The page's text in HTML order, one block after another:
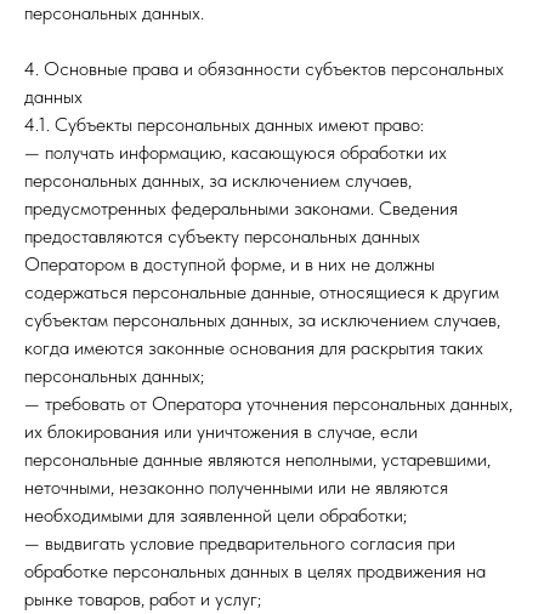
персональных данных.
4. Основные права и обязанности субъектов персональных
данных
4.1. Субъекты персональных данных имеют право:
— получать информацию, касающуюся обработки их
персональных данных, за исключением случаев,
предусмотренных федеральными законами. Сведения
предоставляются субъекту персональных данных
Оператором в доступной форме, и в них не должны
содержаться персональные данные, относящиеся к другим
субъектам персональных данных, за исключением случаев,
когда имеются законные основания для раскрытия таких
персональных данных;
— требовать от Оператора уточнения персональных данных,
их блокирования или уничтожения в случае, если
персональные данные являются неполными, устаревшими,
неточными, незаконно полученными или не являются
необходимыми для заявленной цели обработки;
— выдвигать условие предварительного согласия при
обработке персональных данных в целях продвижения на
рынке товаров, работ и услуг;